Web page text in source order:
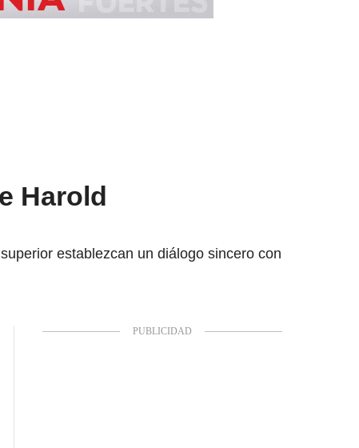
Harold
establezcan un diálogo sincero con